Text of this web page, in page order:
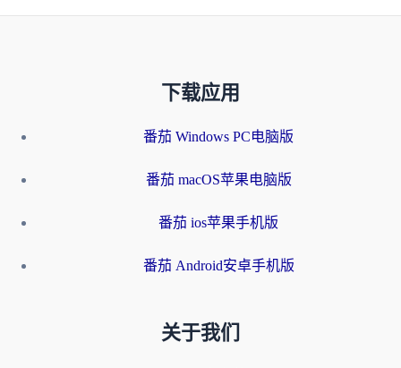
下载应用
番茄 Windows PC电脑版
番茄 macOS苹果电脑版
番茄 ios苹果手机版
番茄 Android安卓手机版
关于我们